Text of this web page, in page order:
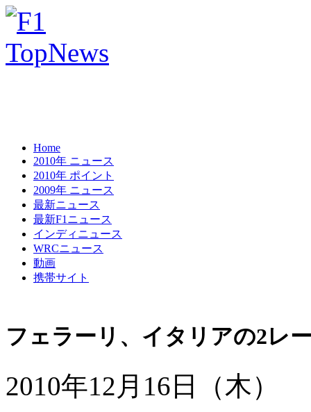
Home
2010年 ニュース
2010年 ポイント
2009年 ニュース
最新ニュース
最新F1ニュース
インディニュース
WRCニュース
動画
携帯サイト
フェラーリ、イタリアの2レ
2010年12月16日（木）